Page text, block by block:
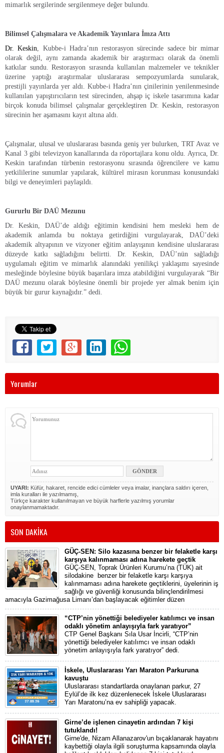
mimarlık sergilerinde sergilenmeye değer bulundu.
Bilimsel Çalışmalara ve Akademik Yayınlara İmza Attı
Dr. Keskin, Kubbe-i Hadra’nın restorasyon sürecinde sadece bir mimar
olarak değil, aynı zamanda akademik bir araştırmacı olarak da önemli
katkılar sundu. Restorasyon sırasında kullanılan malzemeler ve teknikler
üzerine yaptığı araştırmalar uluslararası sempozyumlarda sunularak,
prestijli yayınlarda yer aldı. Kubbe-i Hadra’nın çinilerinin yenilenmesinde
kullanılan yapıştırıcıların test sürecinden, ahşap iç iskele tasarımına kadar
birçok konuda bilimsel çalışmalar gerçekleştiren Dr. Keskin, restorasyon
sürecinin her aşamasını kayıt altına aldı.
Çalışmalar, ulusal ve uluslararası basında geniş yer bulurken, TRT Avaz ve
Kanal 3 gibi televizyon kanallarında da röportajlara konu oldu. Ayrıca, Dr.
Keskin tarafından türbenin restorasyonu sırasında öğrencilere ve kamu
yetkililerine sunumlar yapılarak, kültürel mirasın korunması konusundaki
bilgi ve deneyimleri paylaşıldı.
Gururlu Bir DAÜ Mezunu
Dr. Keskin, DAÜ’de aldığı eğitimin kendisini hem mesleki hem de
akademik anlamda bu noktaya getirdiğini vurgulayarak, DAÜ’deki
akademik altyapının ve vizyoner eğitim anlayışının kendisine uluslararası
düzeyde katkı sağladığını belirtti. Dr. Keskin, DAÜ’nün sağladığı
uygulamalı eğitim ve mimarlık alanındaki yenilikçi yaklaşımı sayesinde
mesleğinde böylesine büyük başarılara imza atabildiğini vurgulayarak “Bir
DAÜ mezunu olarak böylesine önemli bir projede yer almak benim için
büyük bir gurur kaynağıdır.” dedi.
Yorumlar
UYARI: Küfür, hakaret, rencide edici cümleler veya imalar, inançlara saldırı içeren,
imla kuralları ile yazılmamış,
Türkçe karakter kullanılmayan ve büyük harflerle yazılmış yorumlar
onaylanmamaktadır.
SON DAKİKA
GÜÇ-SEN: Silo kazasına benzer bir felaketle karşı
karşıya kalınmaması adına harekete geçtik
GÜÇ-SEN, Toprak Ürünleri Kurumu’na (TÜK) ait
silodakine benzer bir felaketle karşı karşıya
kalınmaması adına harekete geçtiklerini, üyelerinin iş
sağlığı ve güvenliği konusunda bilinçlendirilmesi
amacıyla Gazimağusa Limanı’dan başlayacak eğitimler düzen
“CTP’nin yönettiği belediyeler katılımcı ve insan
odaklı yönetim anlayışıyla fark yaratıyor”
CTP Genel Başkanı Sıla Usar İncirli, “CTP’nin
yönettiği belediyeler katılımcı ve insan odaklı
yönetim anlayışıyla fark yaratıyor” dedi.
İskele, Uluslararası Yarı Maraton Parkuruna
kavuştu
Uluslararası standartlarda onaylanan parkur, 27
Eylül’de ilk kez düzenlenecek İskele Uluslararası
Yarı Maratonu’na ev sahipliği yapacak.
Girne’de işlenen cinayetin ardından 7 kişi
tutuklandı!
Girne'de, Nizam Allanazarov'un bıçaklanarak hayatını
kaybettiği olayla ilgili soruşturma kapsamında olayla